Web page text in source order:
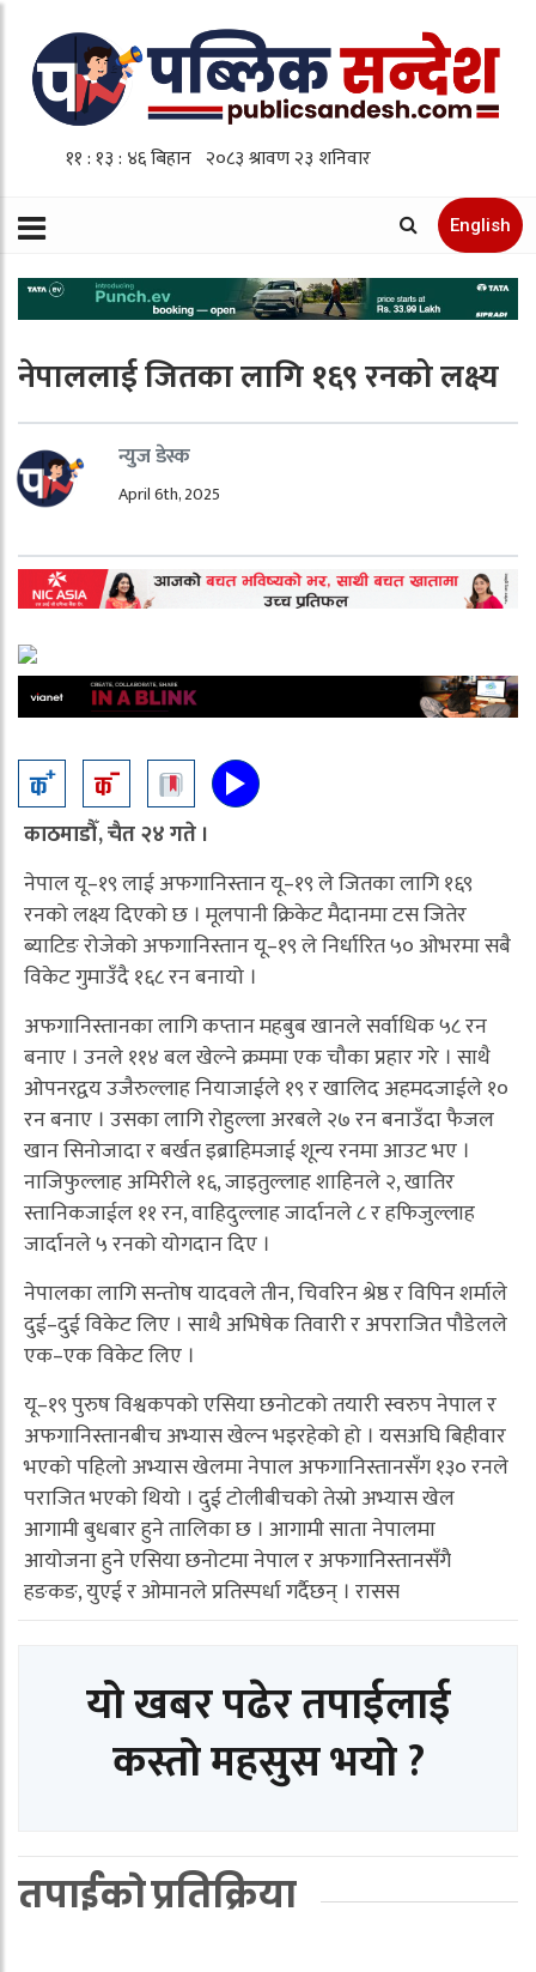
English
नेपाललाई जितका लागि १६९ रनको लक्ष्य
न्युज डेस्क
April 6th, 2025
काठमाडौँ, चैत २४ गते ।
नेपाल यू–१९ लाई अफगानिस्तान यू–१९ ले जितका लागि १६९
रनको लक्ष्य दिएको छ । मूलपानी क्रिकेट मैदानमा टस जितेर
ब्याटिङ रोजेको अफगानिस्तान यू–१९ ले निर्धारित ५० ओभरमा सबै
विकेट गुमाउँदै १६८ रन बनायो ।
अफगानिस्तानका लागि कप्तान महबुब खानले सर्वाधिक ५८ रन
बनाए । उनले ११४ बल खेल्ने क्रममा एक चौका प्रहार गरे । साथै
ओपनरद्वय उजैरुल्लाह नियाजाईले १९ र खालिद अहमदजाईले १०
रन बनाए । उसका लागि रोहुल्ला अरबले २७ रन बनाउँदा फैजल
खान सिनोजादा र बर्खत इब्राहिमजाई शून्य रनमा आउट भए ।
नाजिफुल्लाह अमिरीले १६, जाइतुल्लाह शाहिनले २, खातिर
स्तानिकजाईल ११ रन, वाहिदुल्लाह जार्दानले ८ र हफिजुल्लाह
जार्दानले ५ रनको योगदान दिए ।
नेपालका लागि सन्तोष यादवले तीन, चिवरिन श्रेष्ठ र विपिन शर्माले
दुई–दुई विकेट लिए । साथै अभिषेक तिवारी र अपराजित पौडेलले
एक–एक विकेट लिए ।
यू–१९ पुरुष विश्वकपको एसिया छनोटको तयारी स्वरुप नेपाल र
अफगानिस्तानबीच अभ्यास खेल्न भइरहेको हो । यसअघि बिहीवार
भएको पहिलो अभ्यास खेलमा नेपाल अफगानिस्तानसँग १३० रनले
पराजित भएको थियो । दुई टोलीबीचको तेस्रो अभ्यास खेल
आगामी बुधबार हुने तालिका छ । आगामी साता नेपालमा
आयोजना हुने एसिया छनोटमा नेपाल र अफगानिस्तानसँगै
हङकङ, युएई र ओमानले प्रतिस्पर्धा गर्दैछन् । रासस
यो खबर पढेर तपाईलाई
कस्तो महसुस भयो ?
तपाईको प्रतिक्रिया